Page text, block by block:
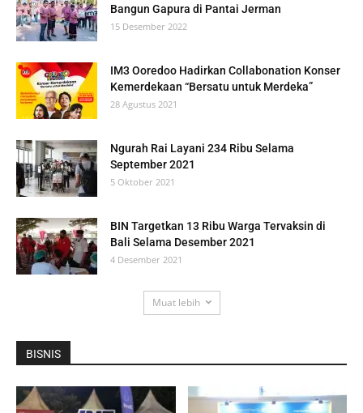
Bangun Gapura di Pantai Jerman
15 Desember 2022
IM3 Ooredoo Hadirkan Collabonation Konser
Kemerdekaan “Bersatu untuk Merdeka”
28 Agustus 2021
Ngurah Rai Layani 234 Ribu Selama
September 2021
5 Oktober 2021
BIN Targetkan 13 Ribu Warga Tervaksin di
Bali Selama Desember 2021
4 Desember 2021
Muat lebih
BISNIS